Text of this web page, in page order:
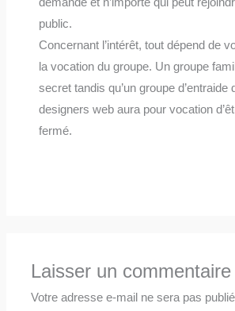
demande et n’importe qui peut
public.
Concernant l’intérêt, tout dépend de
la vocation du groupe. Un groupe
secret tandis qu’un groupe d’entraide
designers web aura pour vocation
fermé.
Laisser un commentaire
Votre adresse e-mail ne sera pas